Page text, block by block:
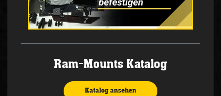
Ram-Mounts Katalog
Katalog ansehen